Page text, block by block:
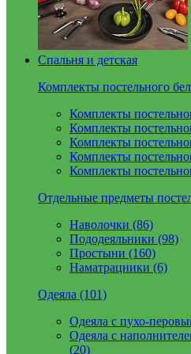
Спальня и детская
Комплекты постельного
Комплекты
Комплекты
Комплекты
Комплекты
Комплекты
Отдельные предметы
Наволочки (86)
Пододеяльники (98)
Простыни (160)
Наматрацники (6)
Одеяла (101)
Одеяла с пухо-
Одеяла с
(20)